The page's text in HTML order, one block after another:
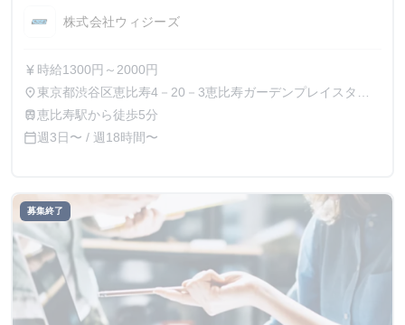
株式会社ウィジーズ
currency_yen 時給1300円～2000円
place東京都渋谷区恵比寿4－20－3恵比寿ガーデンプレイスタワ
ー15F、21F
train恵比寿駅から徒歩5分
calendar_today週3日〜 / 週18時間〜
募集終了